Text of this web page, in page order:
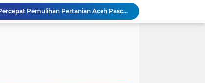
Mualem dan Mentan Sepakat Percepat Pemulihan Pertanian Aceh Pascabencana
Rp 2,5 Triliun Dana Kementan untuk Bencana, Pemerintah Aceh kelola Rp 9,7 M